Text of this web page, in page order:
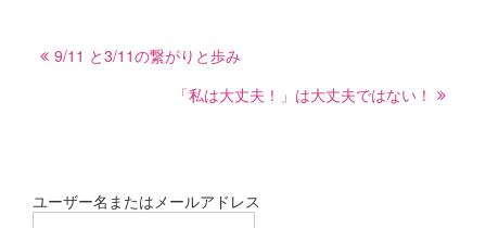
稿
シ
9/11 と3/11の繋がりと歩み
「私は大丈夫！」は大丈夫ではない！
ユーザー名またはメールアドレス